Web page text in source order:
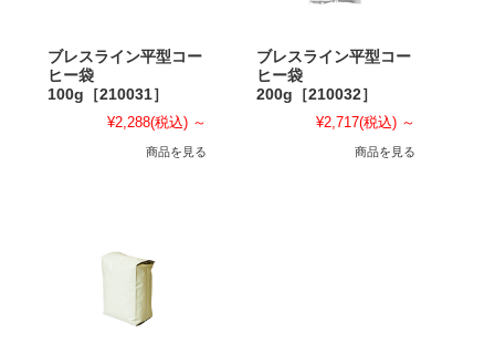
ブレスライン平型コー
ヒー袋
100g［210031］
¥2,288(税込) ～
商品を見る
ブレスライン平型コー
ヒー袋
200g［210032］
¥2,717(税込) ～
商品を見る